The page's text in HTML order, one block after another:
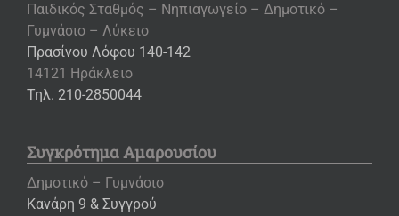
Παιδικός Σταθμός – Νηπιαγωγείο – Δημοτικό –
Γυμνάσιο – Λύκειο
Πρασίνου Λόφου 140-142
14121 Ηράκλειο
Τηλ. 210-2850044
Συγκρότημα Αμαρουσίου
Δημοτικό – Γυμνάσιο
Κανάρη 9 & Συγγρού